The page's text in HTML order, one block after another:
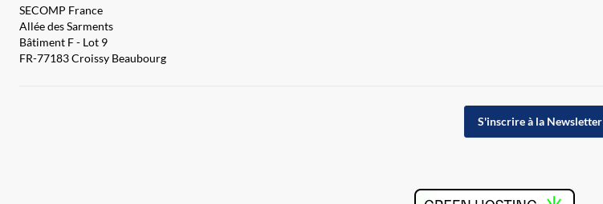
SECOMP France
Allée des Sarments
Bâtiment F - Lot 9
FR-77183 Croissy Beaubourg
S'inscrire à la Newsletter